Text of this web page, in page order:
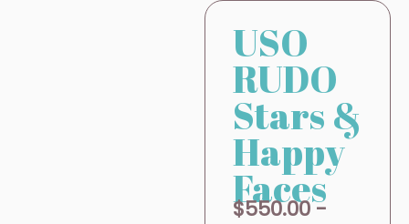
USO
RUDO
Stars &
Happy
Faces
$550.00 -
Rango